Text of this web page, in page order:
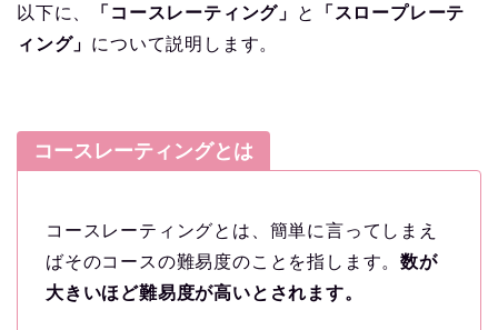
以下に、 「コースレーティング」 と
「スロープレーテ
ィング」 について説明します。
コースレーティングとは
コースレーティングとは、簡単に言ってしまえ
ばそのコースの難易度のことを指します。数が
大きいほど難易度が高いとされます。